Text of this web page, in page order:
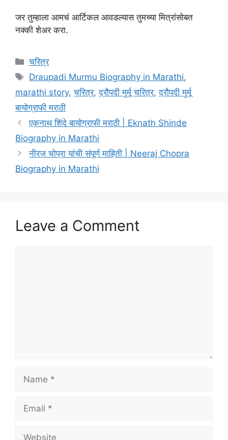
जर तुम्हाला आमचं आर्टिकल आवडल्यास तुमच्या मित्रांसोबत
नक्की शेअर करा.
Categories
चरित्र
Tags
Draupadi Murmu Biography in Marathi,
marathi story,चरित्र,द्रौपदी मुर्मू चरित्र,द्रौपदी मुर्मू
बायोग्राफी मराठी
एकनाथ शिंदे बायोग्राफी मराठी | Eknath Shinde
Biography in Marathi
नीरज चोप्रा यांची संपूर्ण माहिती | Neeraj Chopra
Biography in Marathi
Leave a Comment
Name
Email
Website